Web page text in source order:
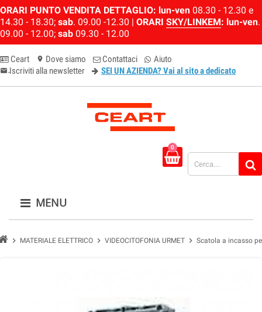
ORARI PUNTO VENDITA DETTAGLIO: lun-ven 08.30 - 12.30 e
14.30 - 18.30; sab. 09.00 -12.30 | ORARI SKY/LINKEM: lun-ven.
09.00 - 12.00; sab 09.30 - 12.00
Ceart location_on Dove siamo Contattaci Aiuto
email-newsletter
Iscriviti alla newsletter SEI UN AZIENDA? Vai al sito a dedicato
0
MENU
chevron_right MATERIALE ELETTRICO chevron_right VIDEOCITOFONIA URMET chevron_right Scatola a incasso